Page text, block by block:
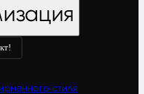
стиля